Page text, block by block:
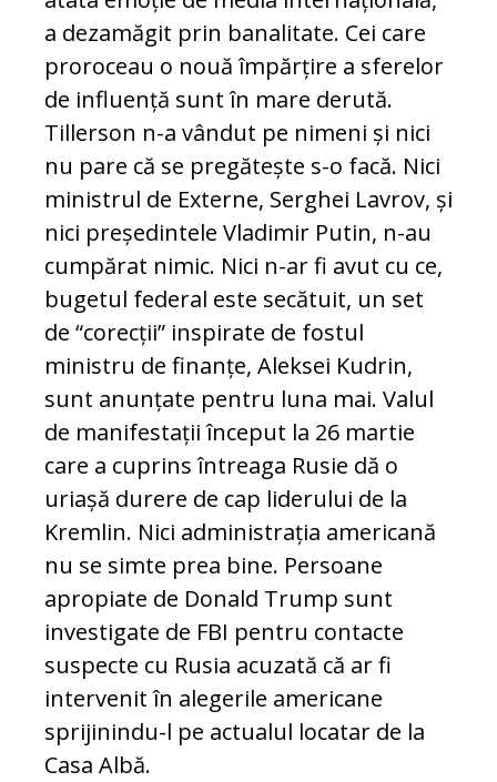
a dezamăgit prin banalitate. Cei care
proroceau o nouă împărțire a sferelor
de influență sunt în mare derută.
Tillerson n-a vândut pe nimeni și nici
nu pare că se pregătește s-o facă. Nici
ministrul de Externe, Serghei Lavrov, și
nici președintele Vladimir Putin, n-au
cumpărat nimic. Nici n-ar fi avut cu ce,
bugetul federal este secătuit, un set
de “corecții” inspirate de fostul
ministru de finanțe, Aleksei Kudrin,
sunt anunțate pentru luna mai. Valul
de manifestații început la 26 martie
care a cuprins întreaga Rusie dă o
uriașă durere de cap liderului de la
Kremlin. Nici administrația americană
nu se simte prea bine. Persoane
apropiate de Donald Trump sunt
investigate de FBI pentru contacte
suspecte cu Rusia acuzată că ar fi
intervenit în alegerile americane
sprijinindu-l pe actualul locatar de la
Casa Albă.